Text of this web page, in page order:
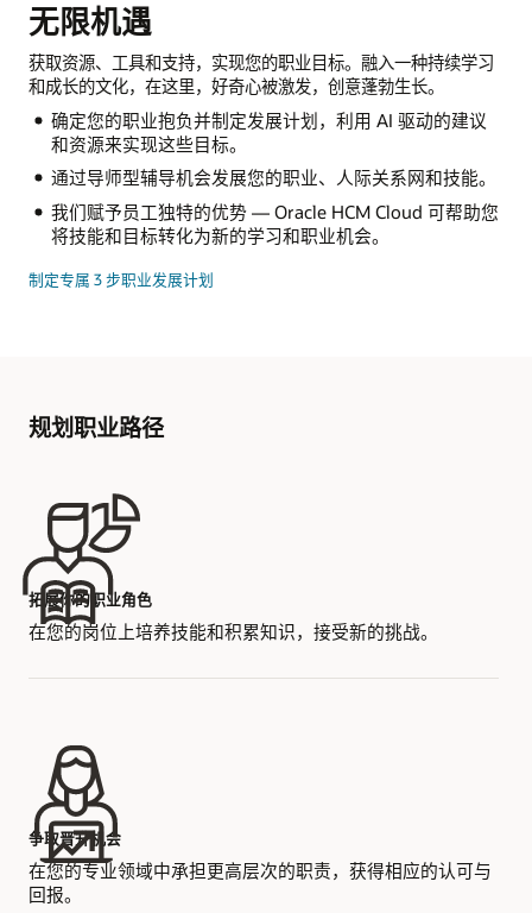
无限机遇
获取资源、工具和支持，实现您的职业目标。融入一种持续学习
和成长的文化，在这里，好奇心被激发，创意蓬勃生长。
确定您的职业抱负并制定发展计划，利用 AI 驱动的建议
和资源来实现这些目标。
通过导师型辅导机会发展您的职业、人际关系网和技能。
我们赋予员工独特的优势 — Oracle HCM Cloud 可帮助您
将技能和目标转化为新的学习和职业机会。
制定专属 3 步职业发展计划
规划职业路径
拓展你的职业角色
在您的岗位上培养技能和积累知识，接受新的挑战。
争取晋升机会
在您的专业领域中承担更高层次的职责，获得相应的认可与
回报。